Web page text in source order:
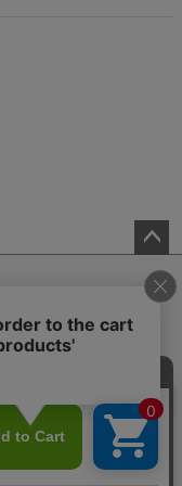
ペー
ジト